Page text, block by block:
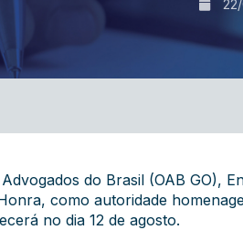
do Brasil (OAB GO),
como autoridade
no dia 12 de agosto.